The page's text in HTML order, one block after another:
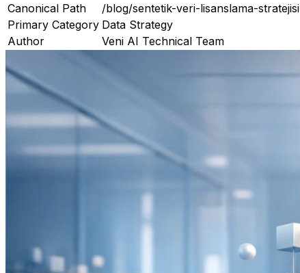
Canonical Path
/blog/sentetik-veri-lisanslama-stratejisi
Primary Category Data Strategy
Author
Veni AI Technical Team